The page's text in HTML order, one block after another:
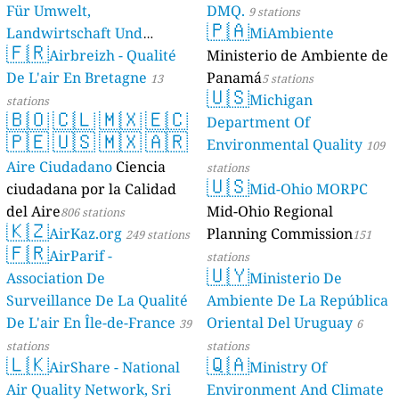
Für Umwelt,
Landwirtschaft Und
Geologie) 50 stations
🇫🇷Airbreizh - Qualité
De L'air En Bretagne 13
stations
🇧🇴🇨🇱🇲🇽🇪🇨
🇵🇪🇺🇸🇲🇽🇦🇷
Aire Ciudadano Ciencia
ciudadana por la Calidad
del Aire806 stations
🇰🇿AirKaz.org 249 stations
🇫🇷AirParif -
Association De
Surveillance De La Qualité
De L'air En Île-de-France 39
stations
🇱🇰AirShare - National
Air Quality Network, Sri
DMQ. 9 stations
🇵🇦MiAmbiente
Ministerio de Ambiente de
Panamá5 stations
🇺🇸Michigan
Department Of
Environmental Quality 109
stations
🇺🇸Mid-Ohio MORPC
Mid-Ohio Regional
Planning Commission151
stations
🇺🇾Ministerio De
Ambiente De La República
Oriental Del Uruguay 6
stations
🇶🇦Ministry Of
Environment And Climate